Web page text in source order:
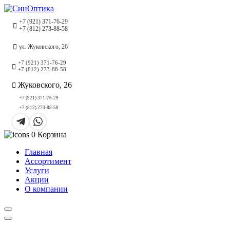
+7 (921) 371-76-29
+7 (812) 273-88-58
ул. Жуковского, 26
+7 (921) 371-76-29
+7 (812) 273-88-58
Жуковского, 26
+7 (921) 371-76-29
+7 (812) 273-88-58
0 Корзина
Главная
Ассортимент
Услуги
Акции
О компании